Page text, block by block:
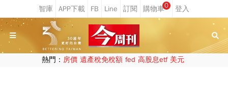
0
熱門： 房價 遺產稅免稅額 fed 高股息etf 美元